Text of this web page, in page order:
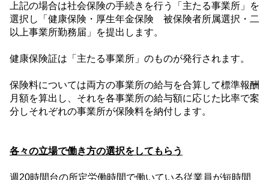
上記の場合は社会保険の手続きを行う「主たる事業所」を
選択し「健康保険・厚生年金保険 被保険者所属選択・二
以上事業所勤務届」を提出します。
健康保険証は「主たる事業所」のものが発行されます。
保険料については両方の事業所の給与を合算して標準報酬
月額を算出し、それを各事業所の給与額に応じた比率で案
分しそれぞれの事業所が保険料を納付します。
各々の立場で働き方の選択をしてもらう
週 20時間台の所定労働時間で働いている従業員が短時間